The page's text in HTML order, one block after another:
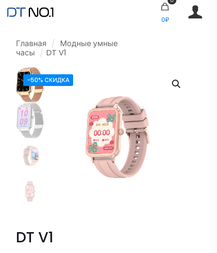
0₽
Главная / Модные умные
часы / DT V1
-50% СКИДКА
DT V1